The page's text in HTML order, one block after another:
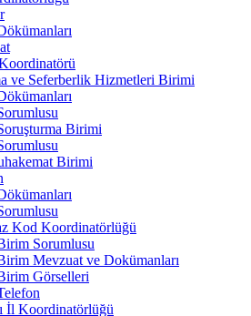
ve Seferberlik Hizmetleri Birimi
Birimi
Birimi
Kod Koordinatörlüğü
Sorumlusu
Mevzuat ve Dokümanları
Görselleri
İl Koordinatörlüğü